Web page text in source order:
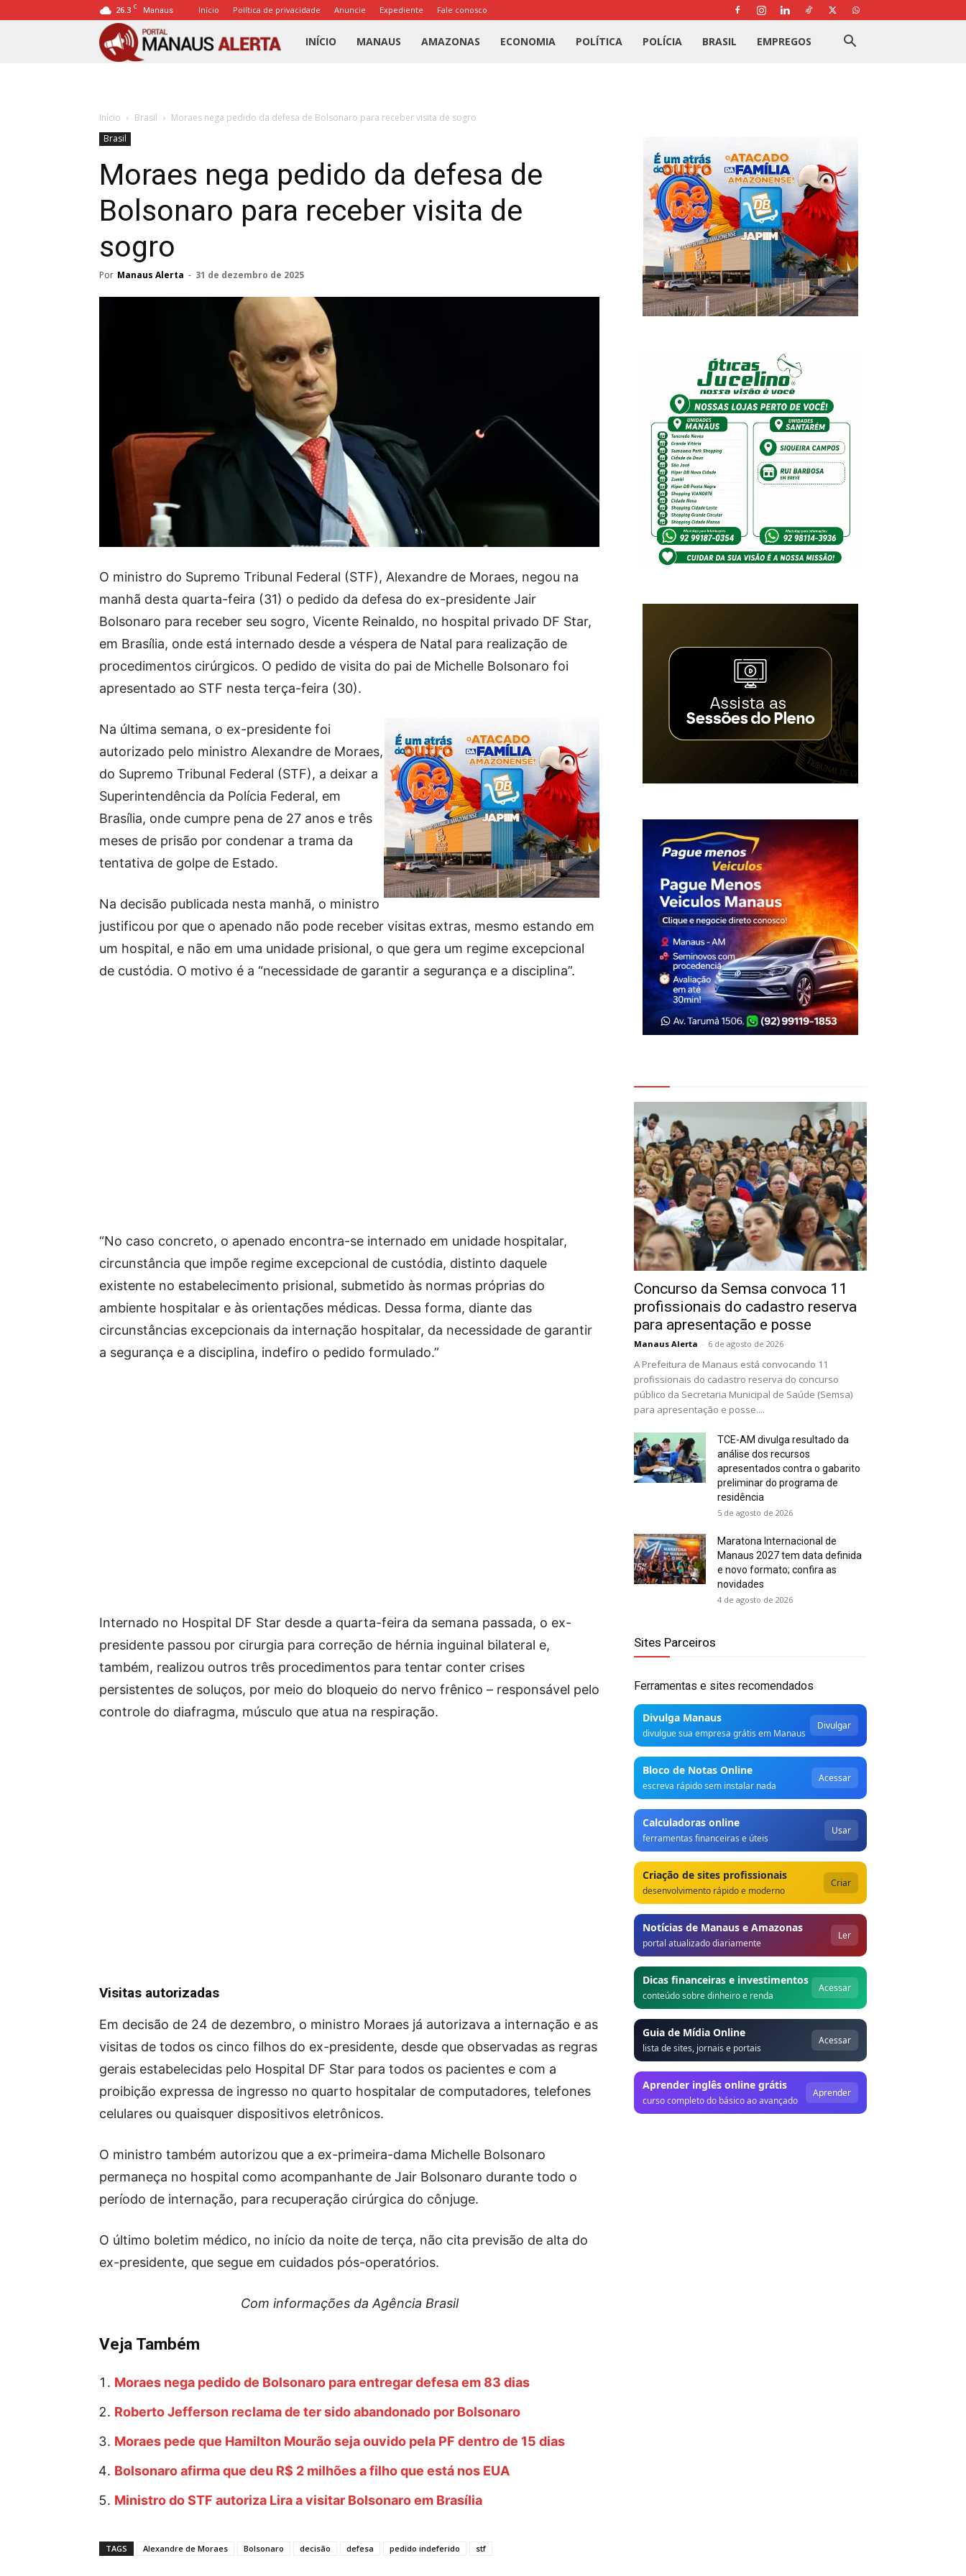
26.3 C Manaus Início Política de privacidade Anuncie Expediente Fale conosco
Portal
INÍCIO MANAUS AMAZONAS ECONOMIA POLÍTICA POLÍCIA BRASIL EMPREGOS
Início Brasil
Moraes nega pedido da defesa de Bolsonaro para receber visita de sogro
Brasil
Moraes nega pedido da defesa de
Bolsonaro para receber visita de
sogro
Por Manaus Alerta - 31 de dezembro de 2025
O ministro do Supremo Tribunal Federal (STF), Alexandre de Moraes, negou na
manhã desta quarta-feira (31) o pedido da defesa do ex-presidente Jair
Bolsonaro para receber seu sogro, Vicente Reinaldo, no hospital privado DF Star,
em Brasília, onde está internado desde a véspera de Natal para realização de
procedimentos cirúrgicos. O pedido de visita do pai de Michelle Bolsonaro foi
apresentado ao STF nesta terça-feira (30).
Na última semana, o ex-presidente foi
autorizado pelo ministro Alexandre de Moraes,
do Supremo Tribunal Federal (STF), a deixar a
Superintendência da Polícia Federal, em
Brasília, onde cumpre pena de 27 anos e três
meses de prisão por condenar a trama da
tentativa de golpe de Estado.
Na decisão publicada nesta manhã, o ministro
justificou por que o apenado não pode receber visitas extras, mesmo estando em
um hospital, e não em uma unidade prisional, o que gera um regime excepcional
de custódia. O motivo é a “necessidade de garantir a segurança e a disciplina”.
“No caso concreto, o apenado encontra-se internado em unidade hospitalar,
circunstância que impõe regime excepcional de custódia, distinto daquele
existente no estabelecimento prisional, submetido às normas próprias do
ambiente hospitalar e às orientações médicas. Dessa forma, diante das
circunstâncias excepcionais da internação hospitalar, da necessidade de garantir
a segurança e a disciplina, indefiro o pedido formulado.”
Internado no Hospital DF Star desde a quarta-feira da semana passada, o ex-
presidente passou por cirurgia para correção de hérnia inguinal bilateral e,
também, realizou outros três procedimentos para tentar conter crises
persistentes de soluços, por meio do bloqueio do nervo frênico – responsável pelo
controle do diafragma, músculo que atua na respiração.
Visitas autorizadas
Em decisão de 24 de dezembro, o ministro Moraes já autorizava a internação e as
visitas de todos os cinco filhos do ex-presidente, desde que observadas as regras
gerais estabelecidas pelo Hospital DF Star para todos os pacientes e com a
proibição expressa de ingresso no quarto hospitalar de computadores, telefones
celulares ou quaisquer dispositivos eletrônicos.
O ministro também autorizou que a ex-primeira-dama Michelle Bolsonaro
permaneça no hospital como acompanhante de Jair Bolsonaro durante todo o
período de internação, para recuperação cirúrgica do cônjuge.
O último boletim médico, no início da noite de terça, não cita previsão de alta do
ex-presidente, que segue em cuidados pós-operatórios.
Com informações da Agência Brasil
Veja Também
Moraes nega pedido de Bolsonaro para entregar defesa em 83 dias
Roberto Jefferson reclama de ter sido abandonado por Bolsonaro
Moraes pede que Hamilton Mourão seja ouvido pela PF dentro de 15 dias
Bolsonaro afirma que deu R$ 2 milhões a filho que está nos EUA
Ministro do STF autoriza Lira a visitar Bolsonaro em Brasília
TAGS Alexandre de Moraes Bolsonaro decisão defesa pedido indeferido stf
Concurso da Semsa convoca 11
profissionais do cadastro reserva
para apresentação e posse
Manaus Alerta - 6 de agosto de 2026
A Prefeitura de Manaus está convocando 11
profissionais do cadastro reserva do concurso
público da Secretaria Municipal de Saúde (Semsa)
para apresentação e posse....
TCE-AM divulga resultado da
análise dos recursos
apresentados contra o gabarito
preliminar do programa de
residência
5 de agosto de 2026
Maratona Internacional de
Manaus 2027 tem data definida
e novo formato; confira as
novidades
4 de agosto de 2026
Sites Parceiros
Ferramentas e sites recomendados
Divulga Manaus
divulgue sua empresa grátis em Manaus
Divulgar
Bloco de Notas Online
escreva rápido sem instalar nada
Acessar
Calculadoras online
ferramentas financeiras e úteis
Usar
Criação de sites profissionais
desenvolvimento rápido e moderno
Criar
Notícias de Manaus e Amazonas
portal atualizado diariamente
Ler
Dicas financeiras e investimentos
conteúdo sobre dinheiro e renda
Acessar
Guia de Mídia Online
lista de sites, jornais e portais
Acessar
Aprender inglês online grátis
curso completo do básico ao avançado
Aprender